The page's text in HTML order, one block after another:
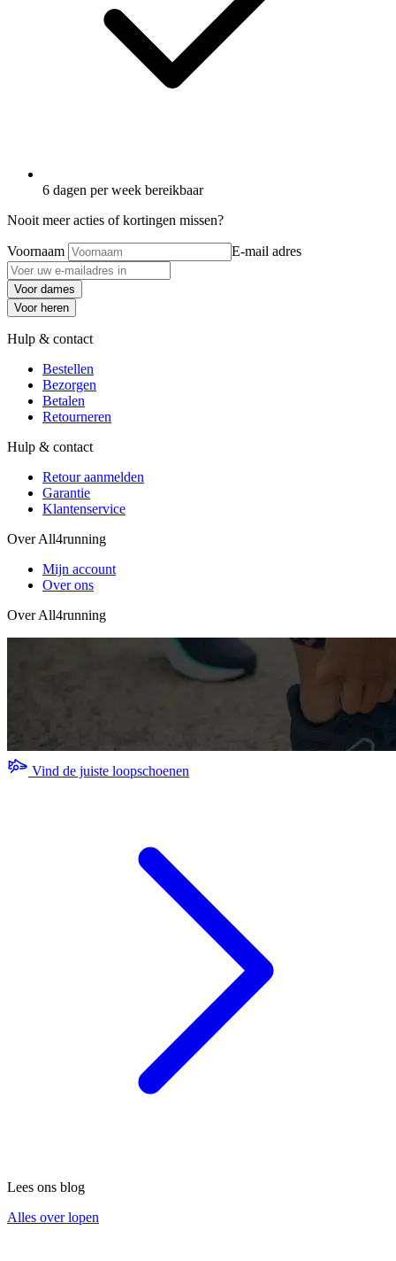
6 dagen per week bereikbaar
Nooit meer acties of kortingen missen?
Voornaam E-mail adres
Voor dames
Voor heren
Hulp & contact
Bestellen
Bezorgen
Betalen
Retourneren
Hulp & contact
Retour aanmelden
Garantie
Klantenservice
Over All4running
Mijn account
Over ons
Over All4running
Vind de juiste loopschoenen
Lees ons blog
Alles over lopen